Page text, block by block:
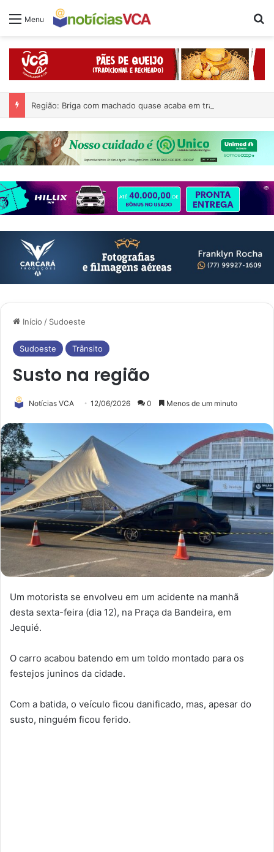
Menu
Região: Briga com machado quase acaba em tragédia
Início / Sudoeste
Sudoeste Trânsito
Susto na região
Notícias VCA 12/06/2026 0 Menos de um minuto
Um motorista se envolveu em um acidente na manhã
desta sexta-feira (dia 12), na Praça da Bandeira, em
Jequié.
O carro acabou batendo em um toldo montado para os
festejos juninos da cidade.
Com a batida, o veículo ficou danificado, mas, apesar do
susto, ninguém ficou ferido.